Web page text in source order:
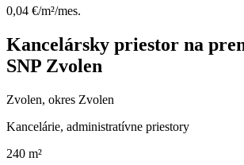
0,04 €/m²/mes.
Kancelársky priestor na
SNP Zvolen
Zvolen, okres Zvolen
Kancelárie, administratívne priestory
240 m²